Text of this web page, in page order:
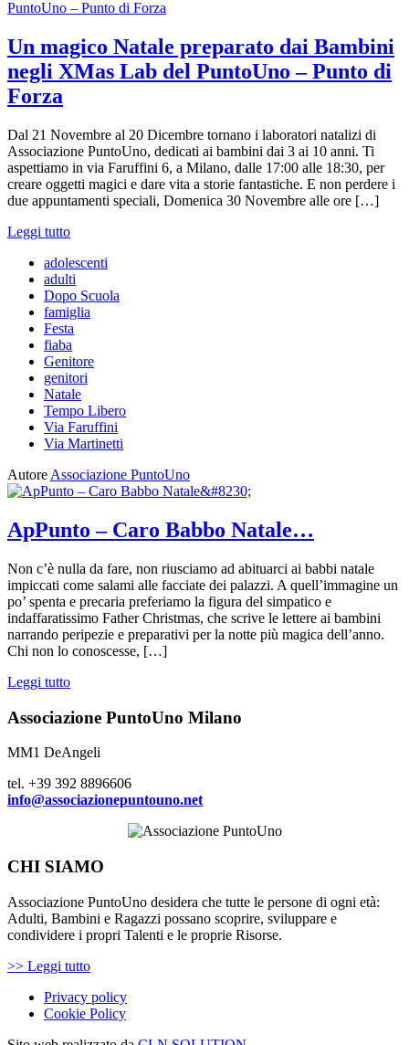
Un magico Natale preparato dai Bambini
negli XMas Lab del PuntoUno – Punto di
Forza
Dal 21 Novembre al 20 Dicembre tornano i laboratori natalizi di
Associazione PuntoUno, dedicati ai bambini dai 3 ai 10 anni. Ti
aspettiamo in via Faruffini 6, a Milano, dalle 17:00 alle 18:30, per
creare oggetti magici e dare vita a storie fantastiche. E non perdere i
due appuntamenti speciali, Domenica 30 Novembre alle ore […]
Leggi tutto
adolescenti
adulti
Dopo Scuola
famiglia
Festa
fiaba
Genitore
genitori
Natale
Tempo Libero
Via Faruffini
Via Martinetti
Autore Associazione PuntoUno
ApPunto – Caro Babbo Natale…
Non c’è nulla da fare, non riusciamo ad abituarci ai babbi natale
impiccati come salami alle facciate dei palazzi. A quell’immagine un
po’ spenta e precaria preferiamo la figura del simpatico e
indaffaratissimo Father Christmas, che scrive le lettere ai bambini
narrando peripezie e preparativi per la notte più magica dell’anno.
Chi non lo conoscesse, […]
Leggi tutto
Associazione PuntoUno Milano
MM1 DeAngeli
tel. +39 392 8896606
info@associazionepuntouno.net
CHI SIAMO
Associazione PuntoUno desidera che tutte le persone di ogni età:
Adulti, Bambini e Ragazzi possano scoprire, sviluppare e
condividere i propri Talenti e le proprie Risorse.
>> Leggi tutto
Privacy policy
Cookie Policy